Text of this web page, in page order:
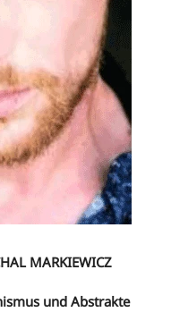
MARKIEWICZ
und Abstrakte